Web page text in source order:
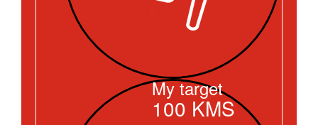
My target
100 KMS